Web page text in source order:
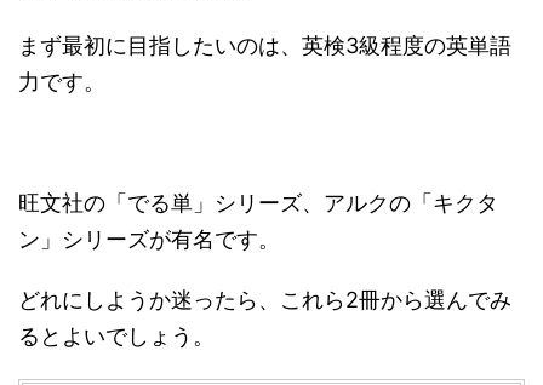
まず最初に目指したいのは、英検3級程度の英単語
力です。
旺文社の「でる単」シリーズ、アルクの「キクタ
ン」シリーズが有名です。
どれにしようか迷ったら、これら2冊から選んでみ
るとよいでしょう。